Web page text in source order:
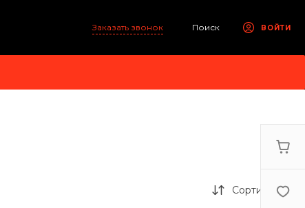
Заказать звонок Поиск ВОЙТИ
Сортировка